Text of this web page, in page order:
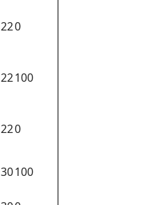
220
22100
220
30100